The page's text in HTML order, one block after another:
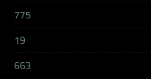
775
19
663